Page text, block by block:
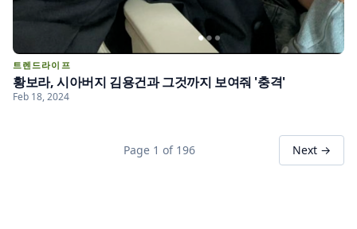
트렌드라이프
황보라, 시아버지 김용건과 그것까지 보여줘 '충격'
Feb 18, 2024
Page 1 of 196 Next →